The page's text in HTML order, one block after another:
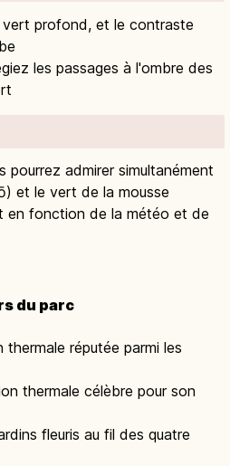
vert profond, et le contraste
les passages à l'ombre des
pourrez admirer simultanément
et le vert de la mousse
en fonction de la météo et de
du parc
thermale réputée parmi les
thermale célèbre pour son
fleuris au fil des quatre